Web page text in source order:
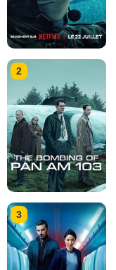
2
3